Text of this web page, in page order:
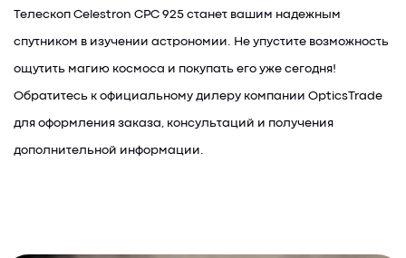
Телескоп Celestron CPC 925 станет вашим надежным
спутником в изучении астрономии. Не упустите возможность
ощутить магию космоса и покупать его уже сегодня!
Обратитесь к официальному дилеру компании OpticsTrade
для оформления заказа, консультаций и получения
дополнительной информации.